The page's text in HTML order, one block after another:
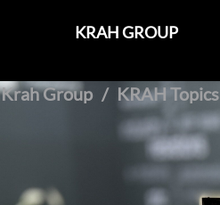
Krah Group KRAH Topics
KRAH GROUP